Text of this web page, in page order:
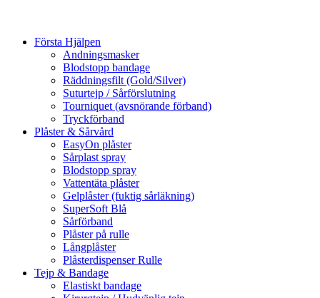
Första Hjälpen
Andningsmasker
Blodstopp bandage
Räddningsfilt (Gold/Silver)
Suturtejp / Sårförslutning
Tourniquet (avsnörande förband)
Tryckförband
Plåster & Sårvård
EasyOn plåster
Sårplast spray
Blodstopp spray
Vattentäta plåster
Gelplåster (fuktig sårläkning)
SuperSoft Blå
Sårförband
Plåster på rulle
Långplåster
Plåsterdispenser Rulle
Tejp & Bandage
Elastiskt bandage